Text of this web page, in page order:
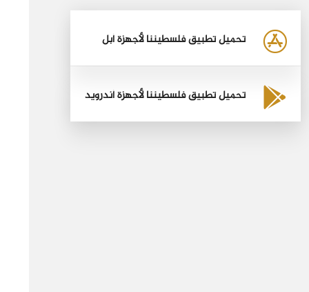
تحميل تطبيق فلسطيننا لأجهزة أبل
تحميل تطبيق فلسطيننا لأجهزة أندرويد